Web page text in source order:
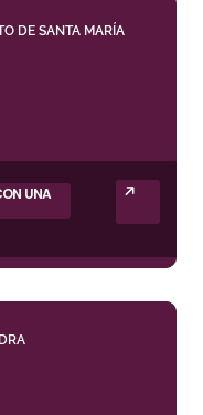
DE SANTA MARÍA
UNA